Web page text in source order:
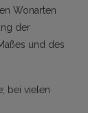
Wonarten
der
und des
bei vielen